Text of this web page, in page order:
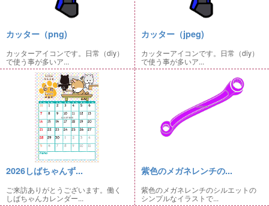
カッター（png)
カッターアイコンです。日常（diy）
で使う事が多いア...
カッター（jpeg)
カッターアイコンです。日常（diy）
で使う事が多いア...
2026しばちゃんず...
ご来訪ありがとうございます。働く
しばちゃんカレンダー...
紫色のメガネレンチの...
紫色のメガネレンチのシルエットの
シンプルなイラストで...